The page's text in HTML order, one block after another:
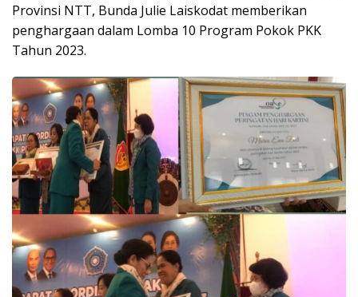
Provinsi NTT, Bunda Julie Laiskodat memberikan
penghargaan dalam Lomba 10 Program Pokok PKK
Tahun 2023.